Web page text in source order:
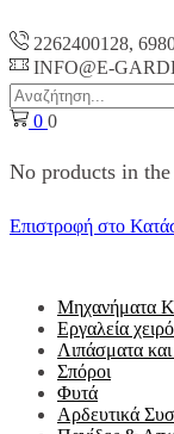
2262400128,
INFO@E-
Search
input
0 0
No products in
Επιστροφή στο
Μηχανήματα
Εργαλεία
Λιπάσματα
Σπόροι
Φυτά
Αρδευτικά